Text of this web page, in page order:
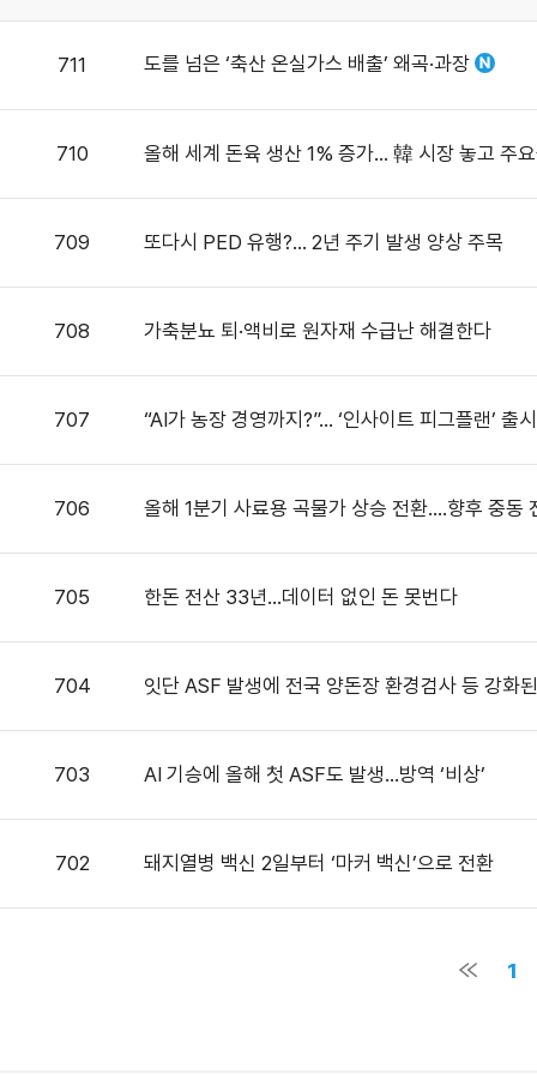
711 도를 넘은 ‘축산 온실가스 배출’ 왜곡·과장
710 올해 세계 돈육 생산 1% 증가… 韓 시장 놓고 주
709 또다시 PED 유행?… 2년 주기 발생 양상 주목
708 가축분뇨 퇴·액비로 원자재 수급난 해결한다
707 “AI가 농장 경영까지?”… ‘인사이트 피그플랜’ 출시
706 올해 1분기 사료용 곡물가 상승 전환….향후 중동
705 한돈 전산 33년…데이터 없인 돈 못번다
704 잇단 ASF 발생에 전국 양돈장 환경검사 등 강화
703 AI 기승에 올해 첫 ASF도 발생…방역 ‘비상’
702 돼지열병 백신 2일부터 ‘마커 백신’으로 전환
1